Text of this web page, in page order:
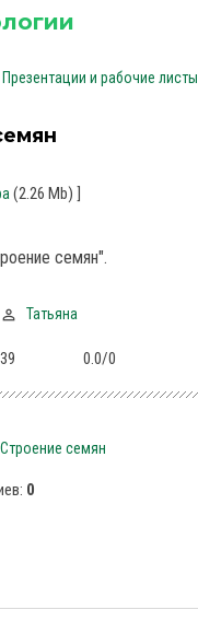
Презентации и рабочие листы
(2.26 Mb) ]
семян".
Татьяна
39 0.0/0
Строение семян
: 0